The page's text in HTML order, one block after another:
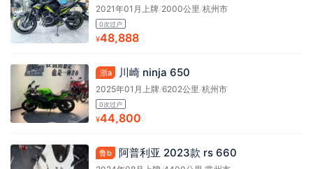
2021年01月上牌/2000公里/杭州市
0次过户
¥48,888
浙a 川崎 ninja 650
2025年01月上牌/6202公里/杭州市
0次过户
¥44,800
鲁b 阿普利亚 2023款 rs 660